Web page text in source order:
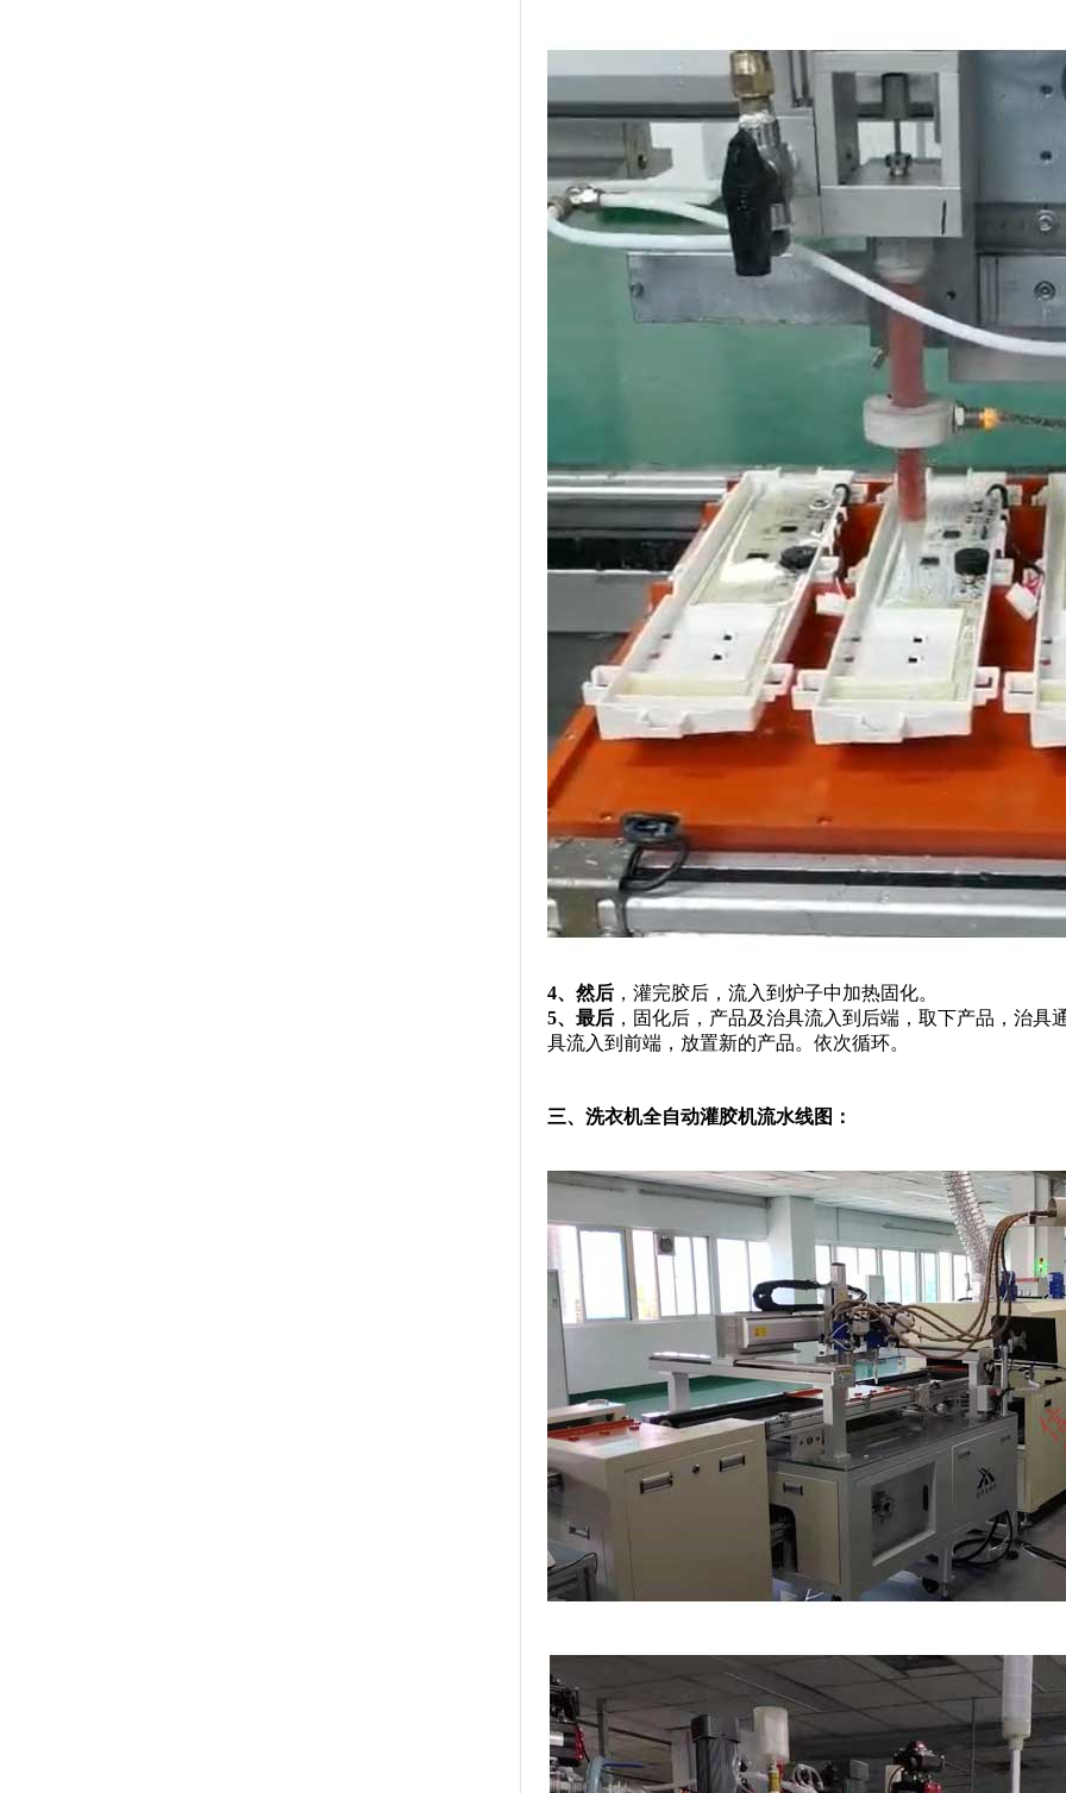
4、然后，灌完胶后，流入到炉子中加热固化。
5、最后，固化后，产品及治具流入到后端，取下产品，治具
具流入到前端，放置新的产品。依次循环。
三、洗衣机全自动灌胶机流水线图：